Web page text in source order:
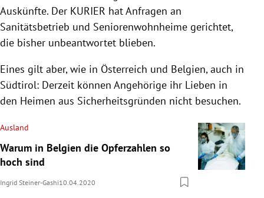
Auskünfte. Der KURIER hat Anfragen an
Sanitätsbetrieb und Seniorenwohnheime gerichtet,
die bisher unbeantwortet blieben.
Eines gilt aber, wie in Österreich und Belgien, auch in
Südtirol: Derzeit können Angehörige ihr Lieben in
den Heimen aus Sicherheitsgründen nicht besuchen.
Ausland
Warum in Belgien die Opferzahlen so
hoch sind
Ingrid Steiner-Gashi10.04.2020